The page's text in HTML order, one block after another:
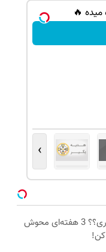
›
جای زخم و بخیه داری؟؟ 3 هفته‌ای محوش
کن!